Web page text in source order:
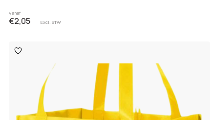
Vanaf
€2,05 Excl. BTW
Toevoegen
aan